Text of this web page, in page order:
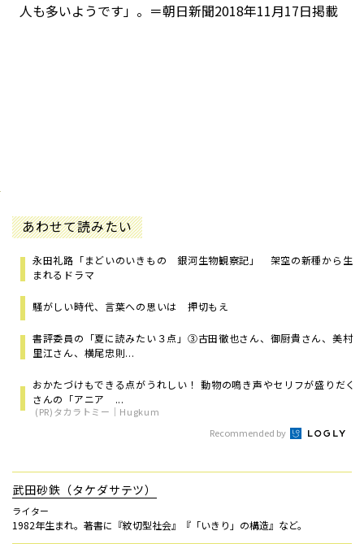
人も多いようです」。＝朝日新聞2018年11月17日掲載
あわせて読みたい
永田礼路「まどいのいきもの 銀河生物観察記」 架空の新種から生
まれるドラマ
騒がしい時代、言葉への思いは 押切もえ
書評委員の「夏に読みたい３点」③古田徹也さん、御厨貴さん、美村
里江さん、横尾忠則...
おかたづけもできる点がうれしい！ 動物の鳴き声やセリフが盛りだく
さんの「アニア ...
(PR)タカラトミー｜Hugkum
Recommended by
武田砂鉄（タケダサテツ）
ライター
1982年生まれ。著書に『紋切型社会』『「いきり」の構造』など。